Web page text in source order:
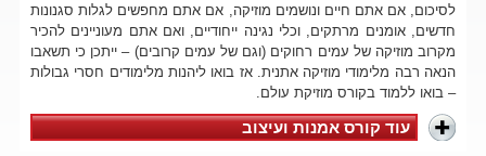
לסיכום, אם אתם חיים ונושמים מוזיקה, אם אתם מחפשים לגלות סגנונות
חדשים, אומנים מרתקים, וכלי נגינה ייחודיים, ואם אתם מעוניינים להכיר
מקרוב מוזיקה של עמים רחוקים (וגם של עמים קרובים) – ייתכן כי תשאבו
הנאה רבה מלימודי מוזיקה אתנית. אז בואו ליהנות מלימודים חסרי גבולות
– בואו ללמוד בקורס מוזיקת עולם.
עוד קורס אמנות ועיצוב